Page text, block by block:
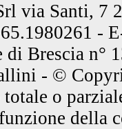
via Santi, 7
-
Brescia n°
- ©
o
della